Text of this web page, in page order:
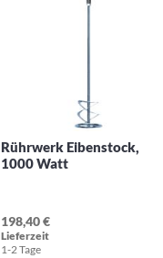
Rührwerk Eibenstock,
1000 Watt
198,40 €
Lieferzeit
1-2 Tage